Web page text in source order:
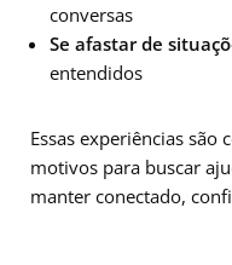
conversas
Se afastar de
entendidos
Essas experiências
motivos para buscar
manter conectado,